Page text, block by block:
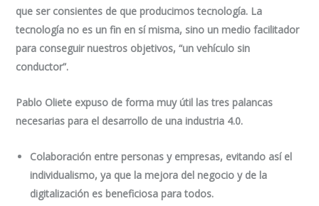
que ser consientes de que producimos tecnología. La
tecnología no es un fin en sí misma, sino un medio facilitador
para conseguir nuestros objetivos, “un vehículo sin
conductor”.
Pablo Oliete expuso de forma muy útil las tres palancas
necesarias para el desarrollo de una industria 4.0.
Colaboración entre personas y empresas, evitando así el
individualismo, ya que la mejora del negocio y de la
digitalización es beneficiosa para todos.